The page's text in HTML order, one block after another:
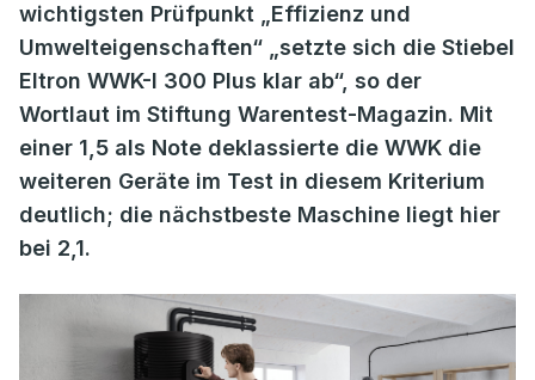
wichtigsten Prüfpunkt „Effizienz und
Umwelteigenschaften“ „setzte sich die Stiebel
Eltron WWK-I 300 Plus klar ab“, so der
Wortlaut im Stiftung Warentest-Magazin. Mit
einer 1,5 als Note deklassierte die WWK die
weiteren Geräte im Test in diesem Kriterium
deutlich; die nächstbeste Maschine liegt hier
bei 2,1.